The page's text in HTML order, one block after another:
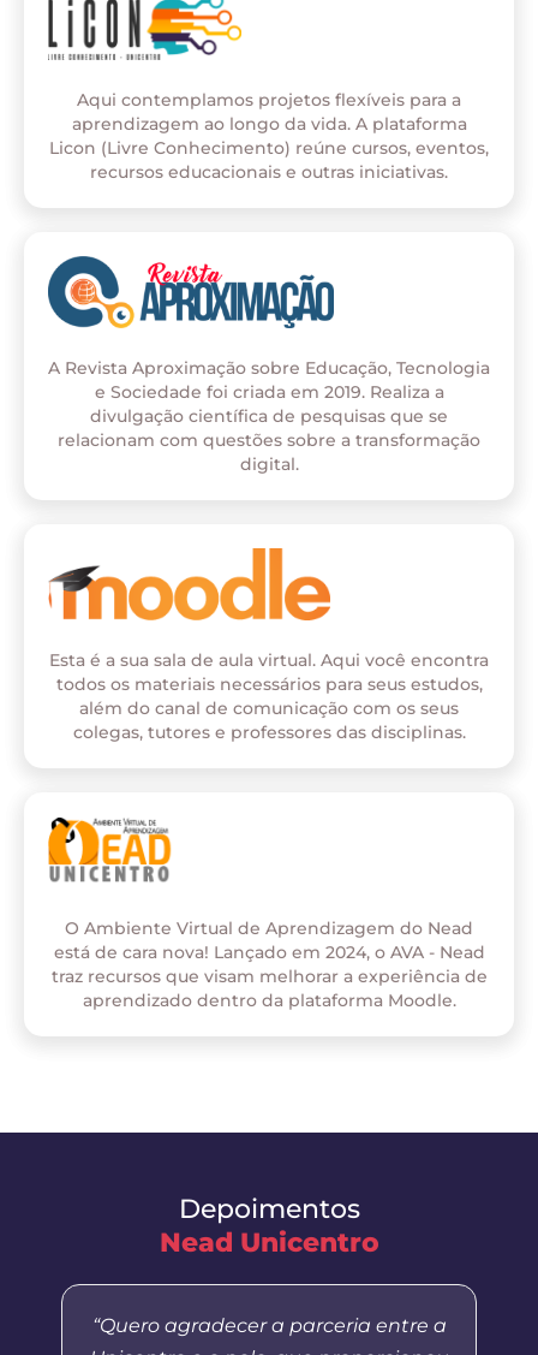
Aqui contemplamos projetos flexíveis para a
aprendizagem ao longo da vida. A plataforma
Licon (Livre Conhecimento) reúne cursos, eventos,
recursos educacionais e outras iniciativas.
A Revista Aproximação sobre Educação, Tecnologia
e Sociedade foi criada em 2019. Realiza a
divulgação científica de pesquisas que se
relacionam com questões sobre a transformação
digital.
Esta é a sua sala de aula virtual. Aqui você encontra
todos os materiais necessários para seus estudos,
além do canal de comunicação com os seus
colegas, tutores e professores das disciplinas.
O Ambiente Virtual de Aprendizagem do Nead
está de cara nova! Lançado em 2024, o AVA - Nead
traz recursos que visam melhorar a experiência de
aprendizado dentro da plataforma Moodle.
Depoimentos
Nead Unicentro
“Quero agradecer a parceria entre a